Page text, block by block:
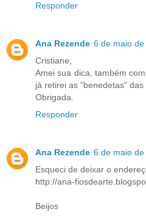
Responder
Ana Rezende 6 de maio
Cristiane,
Amei sua dica, também
já retirei as "benedetas" das
Obrigada.
Responder
Ana Rezende 6 de maio de
Esqueci de deixar o
http://ana-
Beijos